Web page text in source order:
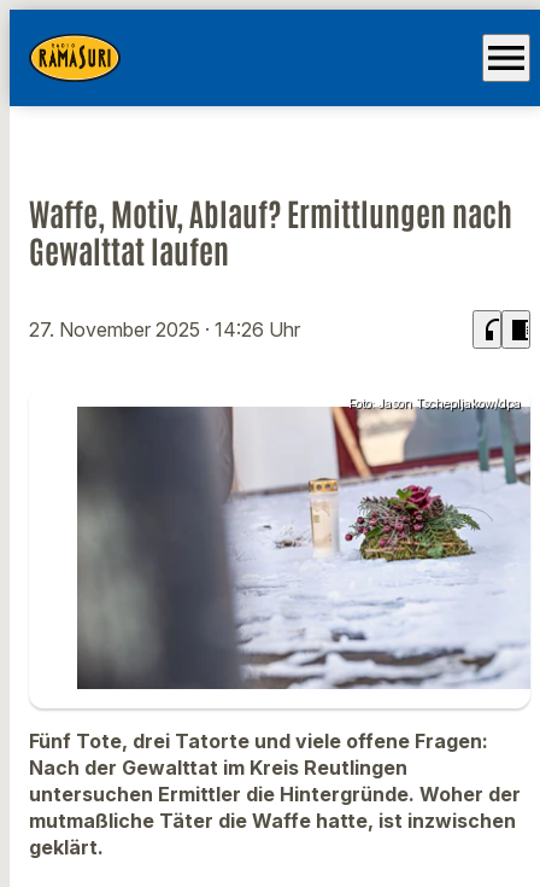
menu
Waffe, Motiv, Ablauf? Ermittlungen nach
Gewalttat laufen
27. November 2025 · 14:26 Uhr headphones chrome_reader_mode
Foto: Jason Tschepljakow/dpa
Fünf Tote, drei Tatorte und viele offene Fragen:
Nach der Gewalttat im Kreis Reutlingen
untersuchen Ermittler die Hintergründe. Woher der
mutmaßliche Täter die Waffe hatte, ist inzwischen
geklärt.